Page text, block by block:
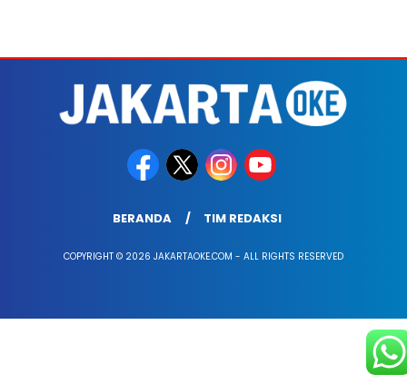
BERANDA TIM REDAKSI
COPYRIGHT © 2026 JAKARTAOKE.COM - ALL RIGHTS RESERVED